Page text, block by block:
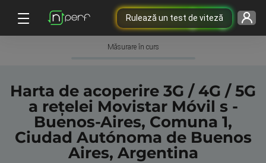
Rulează un test de viteză
Măsurare în curs
Harta de acoperire 3G / 4G / 5G
a rețelei Movistar Móvil s -
Buenos-Aires, Comuna 1,
Ciudad Autónoma de Buenos
Aires, Argentina